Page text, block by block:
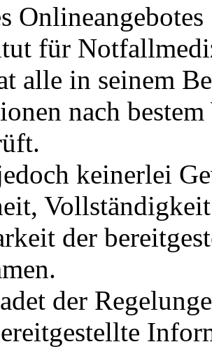
Onlineangebotes
für
alle in seinem
nach
keinerlei
der
der